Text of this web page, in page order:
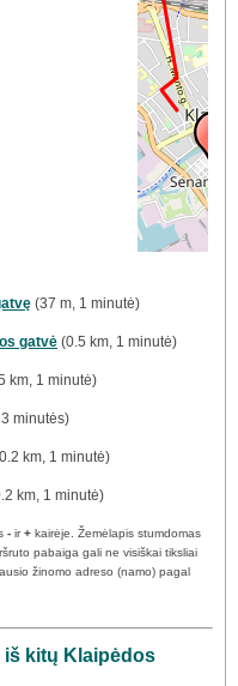
(37 m, 1 minutė)
gatvė (0.5 km, 1 minutė)
km, 1 minutė)
minutės)
km, 1 minutė)
km, 1 minutė)
- ir+ kairėje. Žemėlapis stumdomas
pabaiga gali ne visiškai tiksliai
žinomo adreso (namo) pagal
iš kitų Klaipėdos